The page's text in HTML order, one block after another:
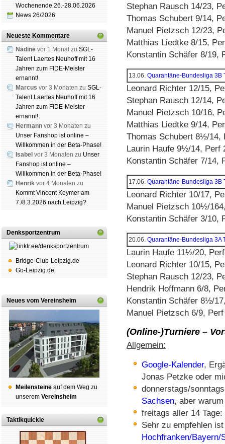
Wochenende 26.-28.06.2026
News 26/2026
Neueste Kommentare
Nadine vor 1 Monat zu SGL-
Talent Laertes Neuhoff mit 16
Jahren zum FIDE-Meister
ernannt!
Marcus vor 3 Monaten zu SGL-
Talent Laertes Neuhoff mit 16
Jahren zum FIDE-Meister
ernannt!
Hermann vor 3 Monaten zu
Unser Fanshop ist online –
Willkommen in der Beta-Phase!
Isabel vor 3 Monaten zu Unser
Fanshop ist online –
Willkommen in der Beta-Phase!
Henrik vor 4 Monaten zu
Kommt Vincent Keymer am
7./8.3.2026 nach Leipzig?
Denksportzentrum
Bridge-Club-Leipzig.de
Go-Leipzig.de
Neues vom Vereinsheim
Mei­len­stei­ne auf dem Weg zu
un­se­rem Ver­eins­heim
Taktikquickie
Stephan Rausch 14/23,
Thomas Schubert 9/14,
Manuel Pietzsch 12/23,
Matthias Liedtke 8/15,
Konstantin Schäfer 8/19,
13.06. Quarantäne-Bundesliga 3B
Leonard Richter 12/15,
Stephan Rausch 12/14,
Manuel Pietzsch 10/16,
Matthias Liedtke 9/14,
Thomas Schubert 8½/14,
Laurin Haufe 9½/14, Perf
Konstantin Schäfer 7/14,
17.06. Quarantäne-Bundesliga 3B
Leonard Richter 10/17,
Manuel Pietzsch 10½/
Konstantin Schäfer 3/10,
20.06. Quarantäne-Bundesliga 3A
Laurin Haufe 11½/20,
Leonard Richter 10/15,
Stephan Rausch 12/23,
Hendrik Hoffmann 6/8,
Konstantin Schäfer 8½/
Manuel Pietzsch 6/9, Perf
(Online-)Turniere –
Allgemein:
Google-Kalender,
Jonas Petzke oder
donnerstags/
Sachsen, aber
freitags aller 14
Sehr zu empfehlen
Hochfranken/Bayern/